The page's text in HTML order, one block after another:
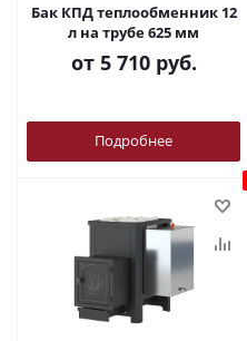
Бак КПД теплообменник 12
л на трубе 625 мм
от 5 710 руб.
Подробнее